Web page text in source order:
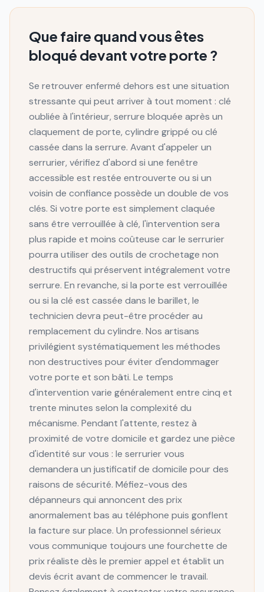
Que faire quand vous êtes
bloqué devant votre porte ?
Se retrouver enfermé dehors est une situation
stressante qui peut arriver à tout moment : clé
oubliée à l'intérieur, serrure bloquée après un
claquement de porte, cylindre grippé ou clé
cassée dans la serrure. Avant d'appeler un
serrurier, vérifiez d'abord si une fenêtre
accessible est restée entrouverte ou si un
voisin de confiance possède un double de vos
clés. Si votre porte est simplement claquée
sans être verrouillée à clé, l'intervention sera
plus rapide et moins coûteuse car le serrurier
pourra utiliser des outils de crochetage non
destructifs qui préservent intégralement votre
serrure. En revanche, si la porte est verrouillée
ou si la clé est cassée dans le barillet, le
technicien devra peut-être procéder au
remplacement du cylindre. Nos artisans
privilégient systématiquement les méthodes
non destructives pour éviter d'endommager
votre porte et son bâti. Le temps
d'intervention varie généralement entre cinq et
trente minutes selon la complexité du
mécanisme. Pendant l'attente, restez à
proximité de votre domicile et gardez une pièce
d'identité sur vous : le serrurier vous
demandera un justificatif de domicile pour des
raisons de sécurité. Méfiez-vous des
dépanneurs qui annoncent des prix
anormalement bas au téléphone puis gonflent
la facture sur place. Un professionnel sérieux
vous communique toujours une fourchette de
prix réaliste dès le premier appel et établit un
devis écrit avant de commencer le travail.